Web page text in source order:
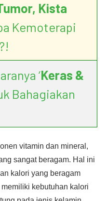
Kista
Kemoterapi
‘Keras &
Bahagiakan
vitamin dan mineral,
sangat beragam. Hal ini
kalori yang beragam
kebutuhan kalori